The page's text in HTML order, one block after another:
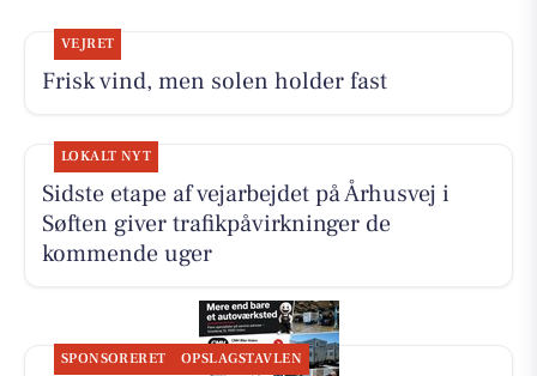
VEJRET
Frisk vind, men solen holder fast
LOKALT NYT
Sidste etape af vejarbejdet på Århusvej i
Søften giver trafikpåvirkninger de
kommende uger
SPONSORERET OPSLAGSTAVLEN